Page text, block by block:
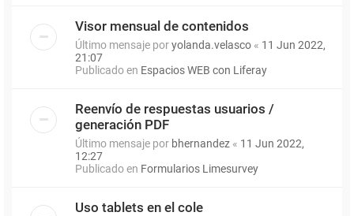
Visor mensual de contenidos
Último mensaje poryolanda.velasco « 11 Jun 2022,
21:07
Publicado en Espacios WEB con Liferay
Reenvío de respuestas usuarios /
generación PDF
Último mensaje por bhernandez « 11 Jun 2022,
12:27
Publicado en Formularios Limesurvey
Uso tablets en el cole